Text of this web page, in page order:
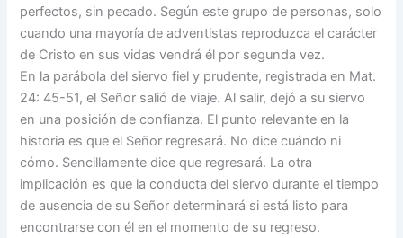
perfectos, sin pecado. Según este grupo de personas, solo
cuando una mayoría de adventistas reproduzca el carácter
de Cristo en sus vidas vendrá él por segunda vez.
En la parábola del siervo fiel y prudente, registrada en Mat.
24: 45-51, el Señor salió de viaje. Al salir, dejó a su siervo
en una posición de confianza. El punto relevante en la
historia es que el Señor regresará. No dice cuándo ni
cómo. Sencillamente dice que regresará. La otra
implicación es que la conducta del siervo durante el tiempo
de ausencia de su Señor determinará si está listo para
encontrarse con él en el momento de su regreso.